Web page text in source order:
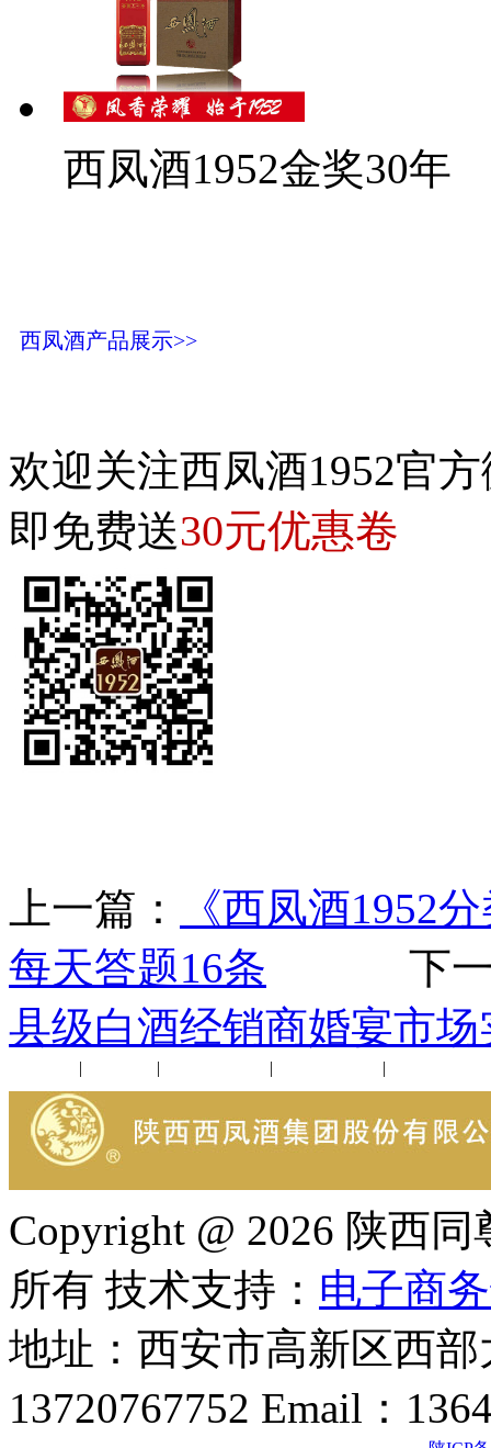
西凤酒1952金奖30年
西凤酒产品展示>>
欢迎关注西凤酒1952官
即免费送30元优惠卷
上一篇：
《西凤酒1952
每天答题16条 下一
县级白酒经销商婚宴市场
| | | |
Copyright @ 2026 陕西
所有 技术支持： 电子商
地址：西安市高新区西
13720767752 Email：